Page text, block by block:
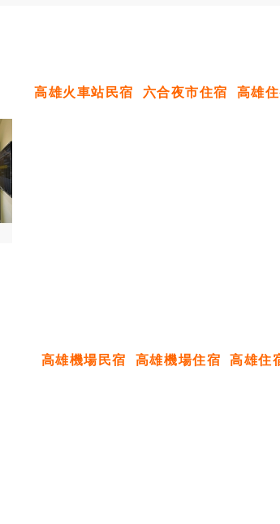
高雄火車站民宿 六合夜市住宿 高雄
高雄機場民宿 高雄機場住宿 高雄住